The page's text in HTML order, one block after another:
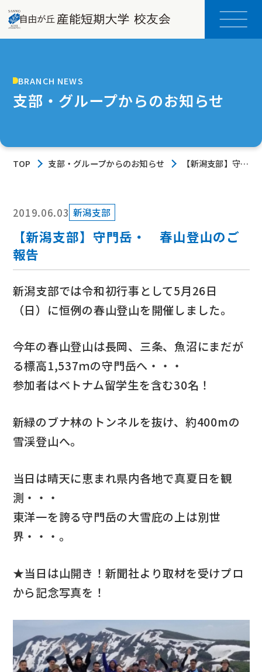
BRANCH NEWS
支部・グループからのお知らせ
TOP 支部・グループからのお知らせ
【新潟支部】守門
2019.06.03 新潟支部
【新潟支部】守門岳・ 春山登山のご
報告
新潟支部では令和初行事として5月26日
（日）に恒例の春山登山を開催しました。
今年の春山登山は長岡、三条、魚沼にまだが
る標高1,537ｍの守門岳へ・・・
参加者はベトナム留学生を含む30名！
新緑のブナ林のトンネルを抜け、約400mの
雪渓登山へ。
当日は晴天に恵まれ県内各地で真夏日を観
測・・・
東洋一を誇る守門岳の大雪庇の上は別世
界・・・。
★当日は山開き！新聞社より取材を受けプロ
から記念写真を！